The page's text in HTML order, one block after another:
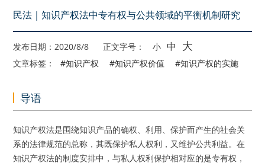
民法｜知识产权法中专有权与公共领域的平衡机制研究
发布日期：2020/8/8 正文字号： 小 中 大
文章标签： #知识产权 #知识产权价值 #知识产权的实施
导语
知识产权法是围绕知识产品的确权、利用、保护而产生的社会关
系的法律规范的总称，其既保护私人权利，又维护公共利益。在
知识产权法的制度安排中，与私人权利保护相对应的是专有权，